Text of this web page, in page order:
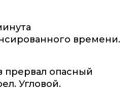
времени.
прервал опасный
Угловой.